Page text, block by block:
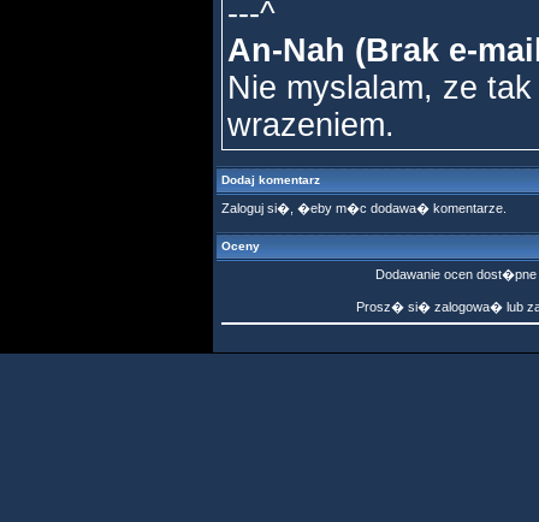
---^
An-Nah (Brak e-
Nie myslalam, ze
wrazeniem.
Dodaj komentarz
Zaloguj si�, �eby m�c dodawa� komentarze.
Oceny
Dodawanie ocen
Prosz� si� zalogowa� lub